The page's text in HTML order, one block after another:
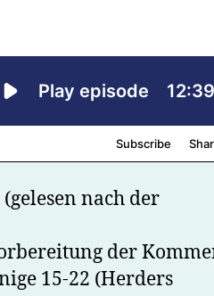
(gelesen nach der
der
15-22 (Herders